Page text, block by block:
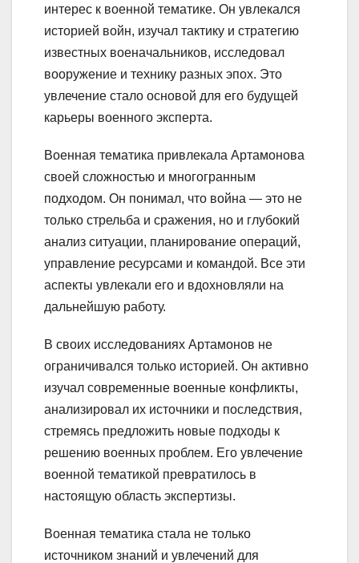
интерес к военной тематике. Он увлекался
историей войн, изучал тактику и стратегию
известных военачальников, исследовал
вооружение и технику разных эпох. Это
увлечение стало основой для его будущей
карьеры военного эксперта.
Военная тематика привлекала Артамонова
своей сложностью и многогранным
подходом. Он понимал, что война — это не
только стрельба и сражения, но и глубокий
анализ ситуации, планирование операций,
управление ресурсами и командой. Все эти
аспекты увлекали его и вдохновляли на
дальнейшую работу.
В своих исследованиях Артамонов не
ограничивался только историей. Он активно
изучал современные военные конфликты,
анализировал их источники и последствия,
стремясь предложить новые подходы к
решению военных проблем. Его увлечение
военной тематикой превратилось в
настоящую область экспертизы.
Военная тематика стала не только
источником знаний и увлечений для